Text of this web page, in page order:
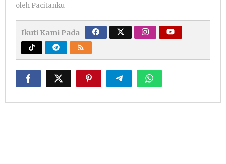
oleh Pacitanku
Ikuti Kami Pada